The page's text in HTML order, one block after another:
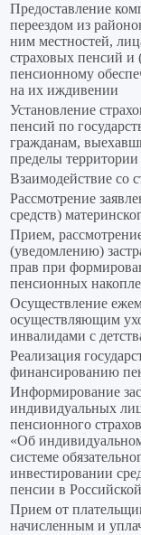
Предоставление
переездом из
ним местностей,
страховых пенсий и
пенсионному
на их иждивении
Установление
пенсий по
гражданам,
пределы
Взаимодействие со
Рассмотрение
средств)
Прием,
(уведомлению)
прав при
пенсионных
Осуществление
осуществляющим
инвалидами с
Реализация
финансированию
Информирование
индивидуальных
пенсионного
«Об
системе
инвестировании
пенсии в
Прием от
начисленным и